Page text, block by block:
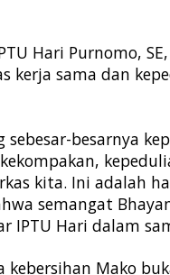
Hari Purnomo,
kerja sama dan
sebesar-besarnya
kita. Ini adalah
semangat
IPTU Hari dalam
Mako